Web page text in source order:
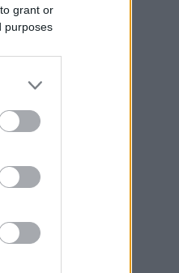
grant or
purposes